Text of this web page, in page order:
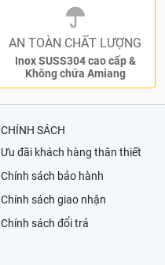
AN TOÀN CHẤT LƯỢNG
Inox SUSS304 cao cấp &
Không chứa Amiang
CHÍNH SÁCH
Ưu đãi khách hàng thân thiết
Chính sách bảo hành
Chính sách giao nhận
Chính sách đổi trả